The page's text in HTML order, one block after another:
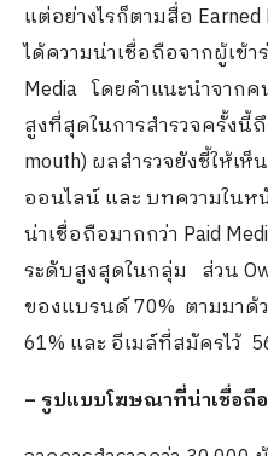
แต่อย่างไรก็ตามสื่อ Earned
ได้ความน่าเชื่อถือจากผู้เข้า
Media โดยคำแนะนำจาก
สูงที่สุดในการสำรวจครั้งนี้
mouth) ผลสำรวจยังชี้ให้เ
ออนไลน์ และ บทความใน
น่าเชื่อถือมากกว่า Paid
ระดับสูงสุดในกลุ่ม ส่วน
ของแบรนด์ 70% ตามมา
61% และ อีเมล์ที่สมัครไว้
– รูปแบบโฆษณาที่น่าเชื่อถื